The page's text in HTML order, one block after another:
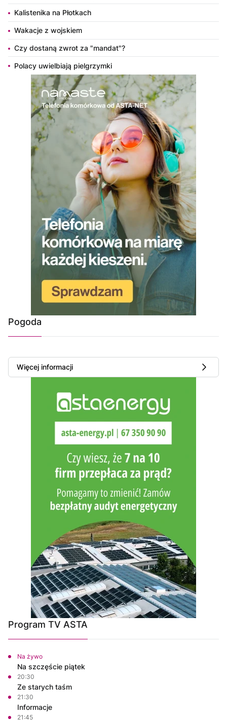
Kalistenika na Płotkach
Wakacje z wojskiem
Czy dostaną zwrot za "mandat"?
Polacy uwielbiają pielgrzymki
Pogoda
Więcej informacji
Program TV ASTA
Na żywo
Na szczęście piątek
20:30
Ze starych taśm
21:30
Informacje
21:45